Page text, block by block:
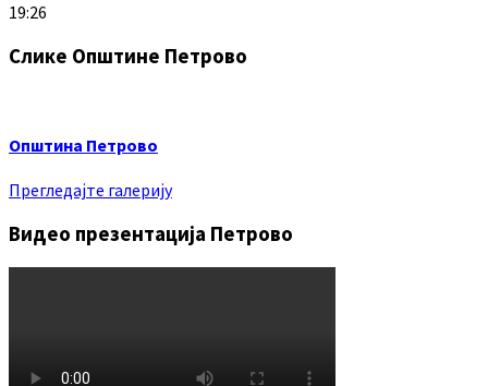
19:26
Слике Општине Петрово
Општина Петрово
Прегледајте галерију
Видео презентација Петрово